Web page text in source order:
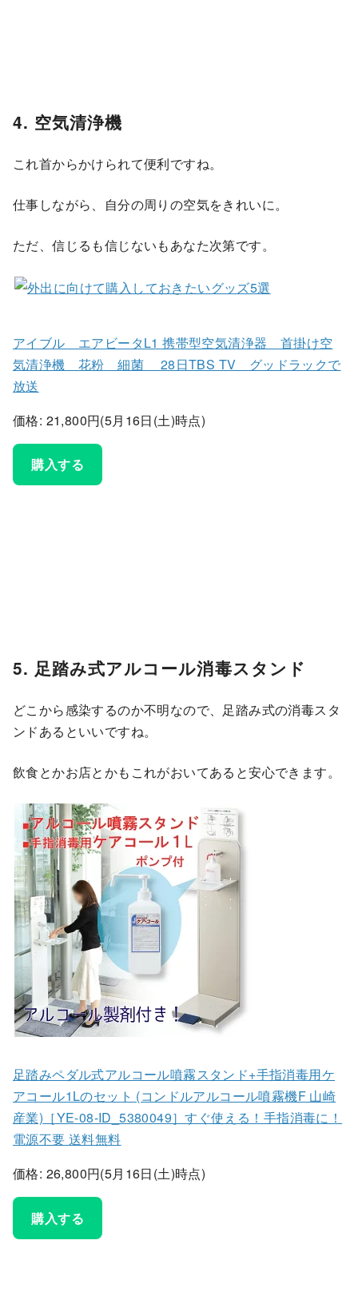
4. 空気清浄機
これ首からかけられて便利ですね。
仕事しながら、自分の周りの空気をきれいに。
ただ、信じるも信じないもあなた次第です。
アイブル エアビータL1 携帯型空気清浄器 首掛け空
気清浄機 花粉 細菌 28日TBS TV グッドラックで
放送
価格: 21,800円(5月16日(土)時点)
購入する
5. 足踏み式アルコール消毒スタンド
どこから感染するのか不明なので、足踏み式の消毒スタ
ンドあるといいですね。
飲食とかお店とかもこれがおいてあると安心できます。
足踏みペダル式アルコール噴霧スタンド+手指消毒用ケ
アコール1Lのセット (コンドルアルコール噴霧機F 山崎
産業)［YE-08-ID_5380049］すぐ使える！手指消毒に！
電源不要 送料無料
価格: 26,800円(5月16日(土)時点)
購入する